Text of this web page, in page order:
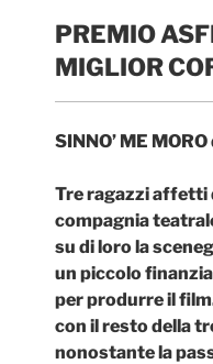
PREMIO
MIGLIOR
SINNO’ ME
Tre ragazzi affetti
compagnia
su di loro la
un piccolo
per produrre il
con il resto della
nonostante la